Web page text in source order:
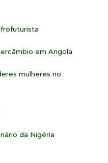
em Angola
mulheres no
da Nigéria